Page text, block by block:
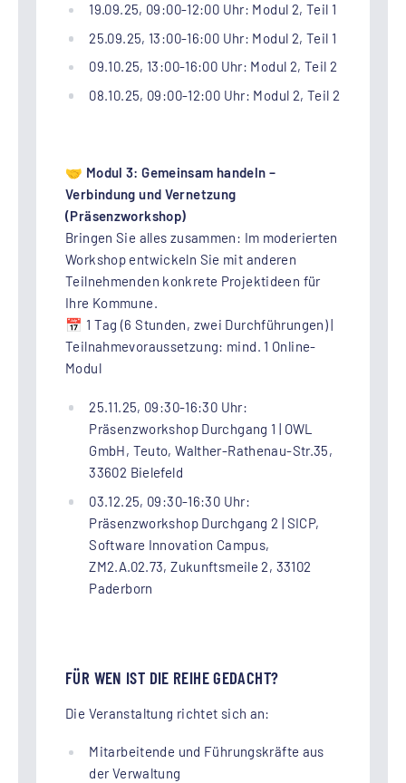
19.09.25, 09:00-12:00 Uhr: Modul 2, Teil 1
25.09.25, 13:00-16:00 Uhr: Modul 2, Teil 1
09.10.25, 13:00-16:00 Uhr: Modul 2, Teil 2
08.10.25, 09:00-12:00 Uhr: Modul 2, Teil 2
🤝 Modul 3: Gemeinsam handeln –
Verbindung und Vernetzung
(Präsenzworkshop)
Bringen Sie alles zusammen: Im moderierten
Workshop entwickeln Sie mit anderen
Teilnehmenden konkrete Projektideen für
Ihre Kommune.
📅 1 Tag (6 Stunden, zwei Durchführungen) |
Teilnahmevoraussetzung: mind. 1 Online-
Modul
25.11.25, 09:30-16:30 Uhr:
Präsenzworkshop Durchgang 1 | OWL
GmbH, Teuto, Walther-Rathenau-Str.35,
33602 Bielefeld
03.12.25, 09:30-16:30 Uhr:
Präsenzworkshop Durchgang 2 | SICP,
Software Innovation Campus,
ZM2.A.02.73, Zukunftsmeile 2, 33102
Paderborn
FÜR WEN IST DIE REIHE GEDACHT?
Die Veranstaltung richtet sich an:
Mitarbeitende und Führungskräfte aus
der Verwaltung